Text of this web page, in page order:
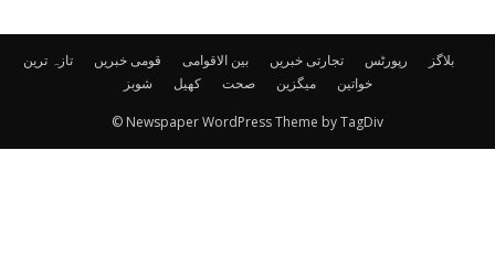
تازہ ترین قومی خبریں بین الاقوامی تجارتی خبریں رپورٹس
بلاگز
شوبز
کھیل صحت میگزین خواتین
© Newspaper WordPress Theme by TagDiv